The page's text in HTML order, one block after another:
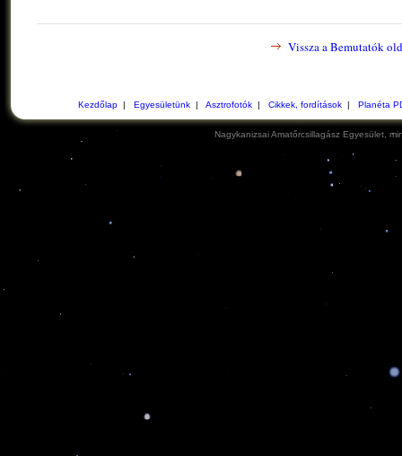
Vissza a Bemutatók
Kezdőlap| Egyesületünk| Asztrofotók| Cikkek, fordítások| Planéta
Nagykanizsai Amatőrcsillagász Egyesület,